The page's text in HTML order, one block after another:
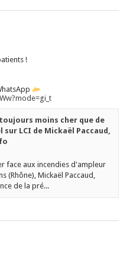
!
moins cher que de
LCI de Mickaël Paccaud,
face aux incendies d'ampleur
(Rhône), Mickaël Paccaud,
de la pré...